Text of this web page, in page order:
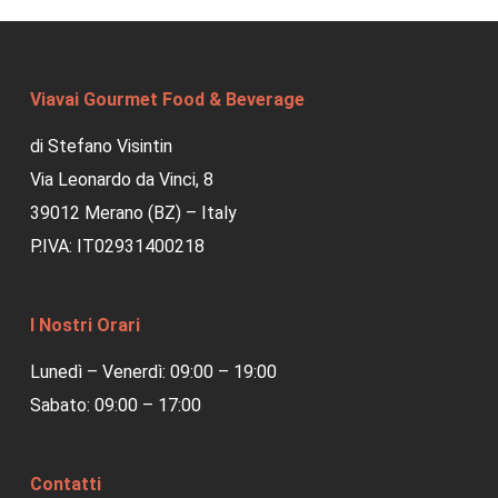
Viavai Gourmet Food & Beverage
di Stefano Visintin
Via Leonardo da Vinci, 8
39012 Merano (BZ) – Italy
P.IVA: IT02931400218
I Nostri Orari
Lunedì – Venerdì: 09:00 – 19:00
Sabato: 09:00 – 17:00
Contatti